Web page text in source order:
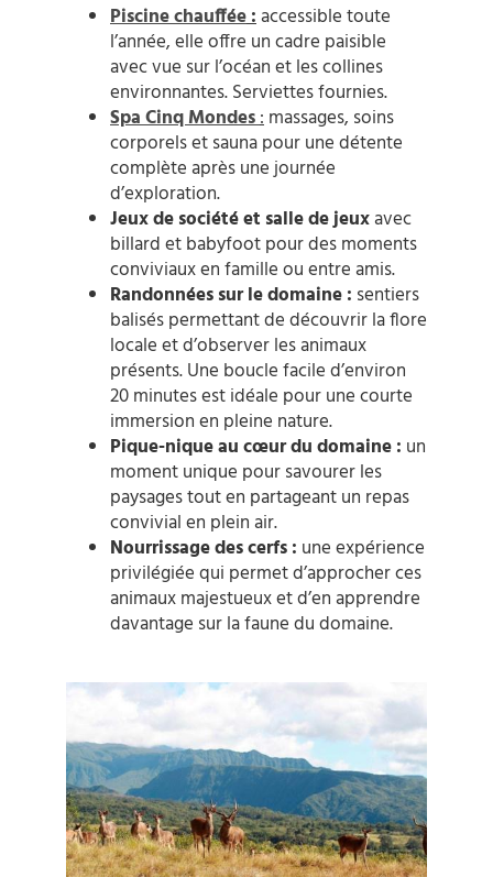
Piscine chauffée:accessible toute
l’année, elle offre un cadre paisible
avec vue sur l’océan et les collines
environnantes. Serviettes fournies.
Spa Cinq Mondes:massages, soins
corporels et sauna pour une détente
complète après une journée
d’exploration.
Jeux de société et salle de jeuxavec
billard et babyfoot pour des moments
conviviaux en famille ou entre amis.
Randonnées sur le domaine : sentiers
balisés permettant de découvrir la flore
locale et d’observer les animaux
présents. Une boucle facile d’environ
20 minutes est idéale pour une courte
immersion en pleine nature.
Pique-nique au cœur du domaine : un
moment unique pour savourer les
paysages tout en partageant un repas
convivial en plein air.
Nourrissage des cerfs : une expérience
privilégiée qui permet d’approcher ces
animaux majestueux et d’en apprendre
davantage sur la faune du domaine.